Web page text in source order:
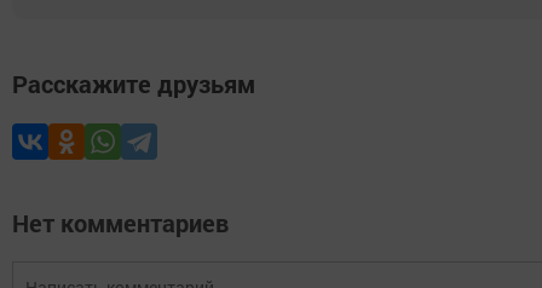
Расскажите друзьям
Нет комментариев